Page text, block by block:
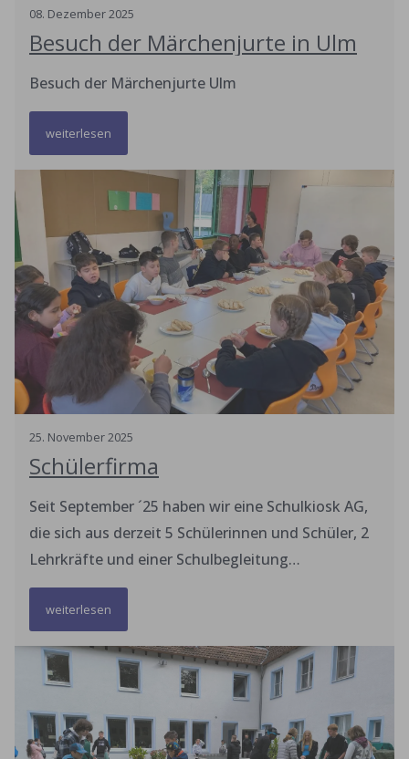
08. Dezember2025
Besuch der Märchenjurte in Ulm
Besuch der Märchenjurte Ulm
weiterlesen
25. November2025
Schülerfirma
Seit September ´25 haben wir eine Schulkiosk AG,
die sich aus derzeit 5 Schülerinnen und Schüler, 2
Lehrkräfte und einer Schulbegleitung
zusammensetzt. Das Team kümmert sich
wöchentlich für 25-35 Schüler/innen eine leckere
Zutaten frisch und regional ein. Ein Essen
verkaufen wir für ca. 2-3€. Manchmal bekommen
wir auch Spenden, welche wir sehr gerne jederzeit
annehmen. Jede Woche entscheidet die AG
weiterlesen